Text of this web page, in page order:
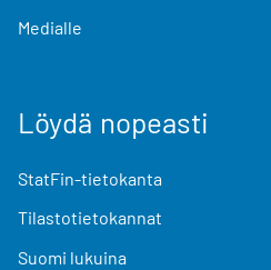
Medialle
Löydä nopeasti
StatFin-tietokanta
Tilastotietokannat
Suomi lukuina